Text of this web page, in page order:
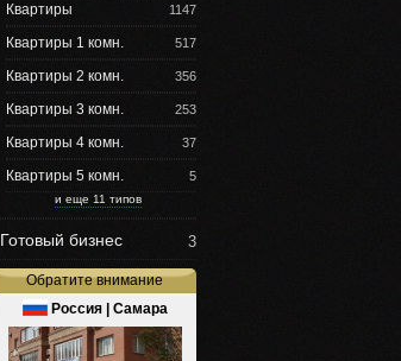
1147
Квартиры
517
Квартиры 1 комн.
356
Квартиры 2 комн.
253
Квартиры 3 комн.
37
Квартиры 4 комн.
5
Квартиры 5 комн.
и еще 11 типов
3
Готовый бизнес
Обратите внимание
Россия | Самара